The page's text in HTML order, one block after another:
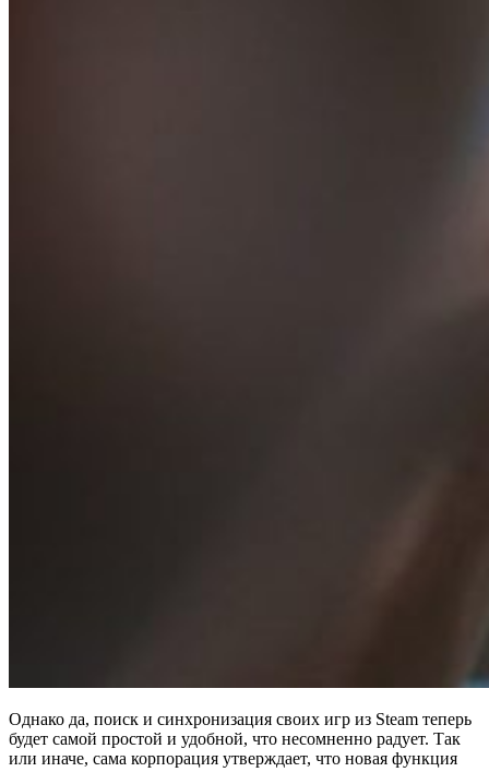
Однако да, поиск и синхронизация своих игр из Steam теперь
будет самой простой и удобной, что несомненно радует. Так
или иначе, сама корпорация утверждает, что новая функция